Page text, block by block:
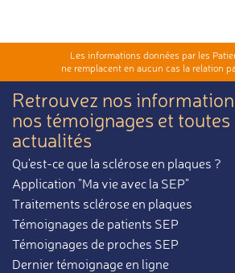
Les informations données par les
ne remplacent en aucun cas la relation
Retrouvez nos
nos témoignages et toutes
actualités
Qu'est-ce que la sclérose en plaques ?
Application "Ma vie avec la SEP"
Traitements sclérose en plaques
Témoignages de patients SEP
Témoignages de proches SEP
Dernier témoignage en ligne